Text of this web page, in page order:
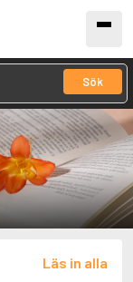
Sök
Läs in alla